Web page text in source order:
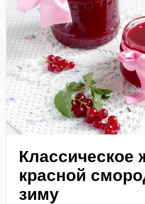
Классическое
красной
зиму